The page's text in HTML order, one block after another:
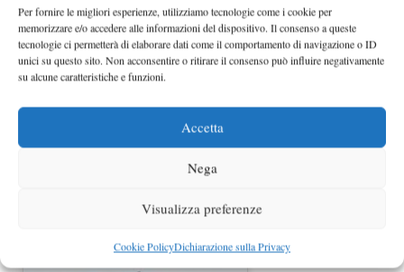
Per fornire le migliori esperienze, utilizziamo tecnologie come i cookie per
memorizzare e/o accedere alle informazioni del dispositivo. Il consenso a queste
tecnologie ci permetterà di elaborare dati come il comportamento di navigazione o ID
unici su questo sito. Non acconsentire o ritirare il consenso può influire negativamente
su alcune caratteristiche e funzioni.
Accetta
Nega
Visualizza preferenze
Cookie PolicyDichiarazione sulla Privacy
Salone di Los Angeles 2013